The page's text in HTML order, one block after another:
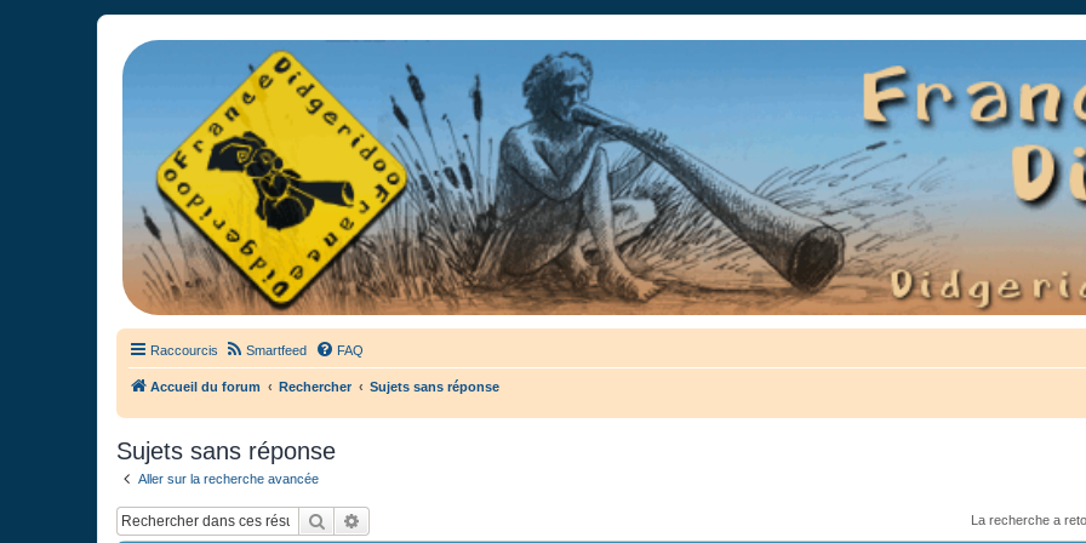
France Didgeridoo
Didgeridoo et Guimbarde sur France Didgeridoo - retrouvez la communauté.
Raccourcis Smartfeed FAQ
Accueil du forum Rechercher Sujets sans réponse
Sujets sans réponse
Aller sur la recherche avancée
Rechercher La recherche a